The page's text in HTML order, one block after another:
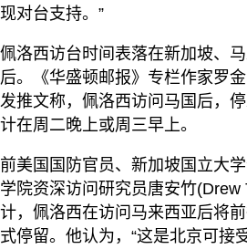
现对台支持。”
佩洛西访台时间表落在新加坡、
后。《华盛顿邮报》专栏作家罗金
发推文称，佩洛西访问马国后，
计在周二晚上或周三早上。
前美国国防官员、新加坡国立大
学院资深访问研究员唐安竹(Drew
计，佩洛西在访问马来西亚后将
式停留。他认为，“这是北京可接